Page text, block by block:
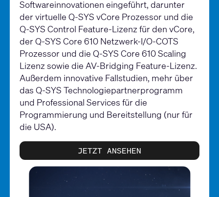
Softwareinnovationen eingeführt, darunter
der virtuelle Q-SYS vCore Prozessor und die
Q-SYS Control Feature-Lizenz für den vCore,
der Q-SYS Core 610 Netzwerk-I/O-COTS
Prozessor und die Q-SYS Core 610 Scaling
Lizenz sowie die AV-Bridging Feature-Lizenz.
Außerdem innovative Fallstudien, mehr über
das Q-SYS Technologiepartnerprogramm
und Professional Services für die
Programmierung und Bereitstellung (nur für
die USA).
JETZT ANSEHEN